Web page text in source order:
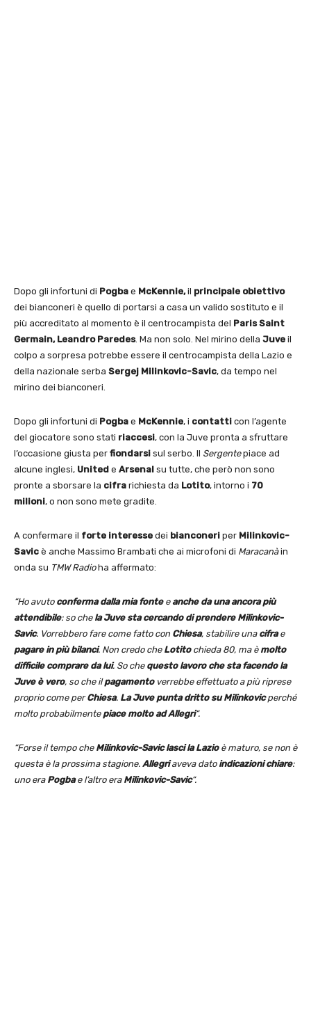
Dopo gli infortuni di Pogba e McKennie,il principale obiettivo
dei bianconeri è quello di portarsi a casa un valido sostituto e il
più accreditato al momento è il centrocampista del Paris Saint
Germain, Leandro Paredes. Ma non solo. Nel mirino della Juve il
colpo a sorpresa potrebbe essere il centrocampista della Lazio e
della nazionale serba Sergej Milinkovic-Savic, da tempo nel
mirino dei bianconeri.
Dopo gli infortuni di Pogba e McKennie, i contatti con l’agente
del giocatore sono stati riaccesi, con la Juve pronta a sfruttare
l’occasione giusta per fiondarsi sul serbo. Il Sergentepiace ad
alcune inglesi, United e Arsenal su tutte, che però non sono
pronte a sborsare la cifra richiesta da Lotito, intorno i 70
milioni, o non sono mete gradite.
A confermare il forte interesse dei bianconeri per Milinkovic-
Savic è anche Massimo Brambati che ai microfoni di Maracanàin
onda su TMW Radioha affermato:
“Ho avuto conferma dalla mia fonteeanche da una ancora più
attendibile: so che la Juve sta cercando di prendere Milinkovic-
Savic. Vorrebbero fare come fatto con Chiesa, stabilire una cifrae
pagare in più bilanci. Non credo che Lotitochieda 80, ma è molto
difficile comprare da lui. So che questo lavoro che sta facendo la
Juve è vero, so che ilpagamentoverrebbe effettuato a più riprese
proprio come perChiesa. La Juve punta dritto su Milinkovicperché
molto probabilmente piace molto ad Allegri“.
“Forse il tempo cheMilinkovic-Savic lasci la Lazioè maturo, se non è
questa è la prossima stagione. Allegriaveva dato indicazioni chiare:
uno era Pogbae l’altro era Milinkovic-Savic“.